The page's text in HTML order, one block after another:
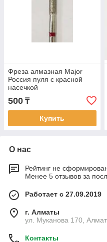
Фреза алмазная Major
Россия пуля с красной
насечкой
500 ₸
Купить
О нас
Рейтинг не
Менее 5 отзывов за
Работает с 27.09.2019
г. Алматы
ул. Муканова 170,
Контакты